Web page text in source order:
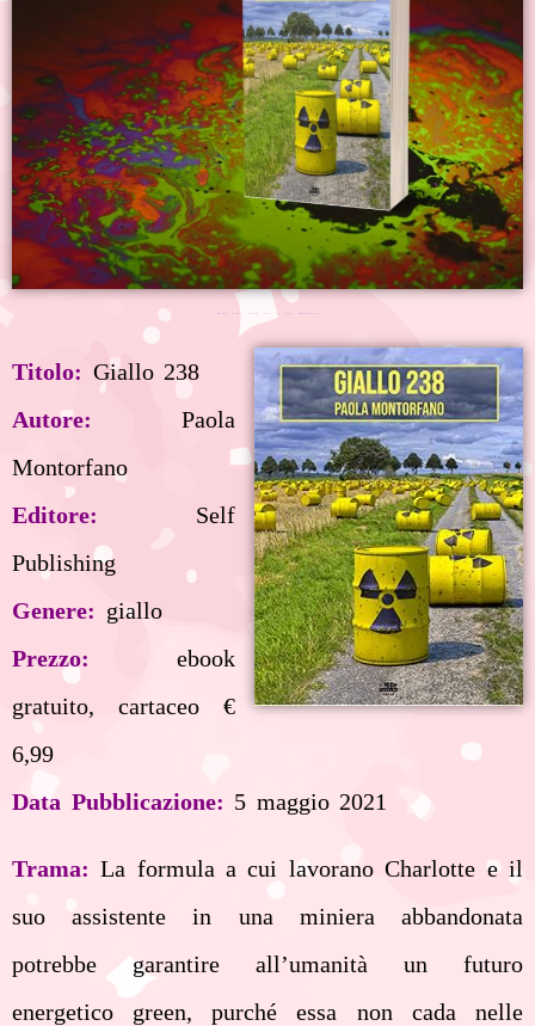
Titolo: Giallo238
Autore: Paola
Montorfano
Editore: Self
Publishing
Genere: giallo
Prezzo: ebook
gratuito, cartaceo €
6,99
Data Pubblicazione: 5 maggio 2021
Trama: La formula a cui lavorano Charlotte e il
suo assistente in una miniera abbandonata
potrebbe garantire all’umanità un futuro
energetico green, purché essa non cada nelle